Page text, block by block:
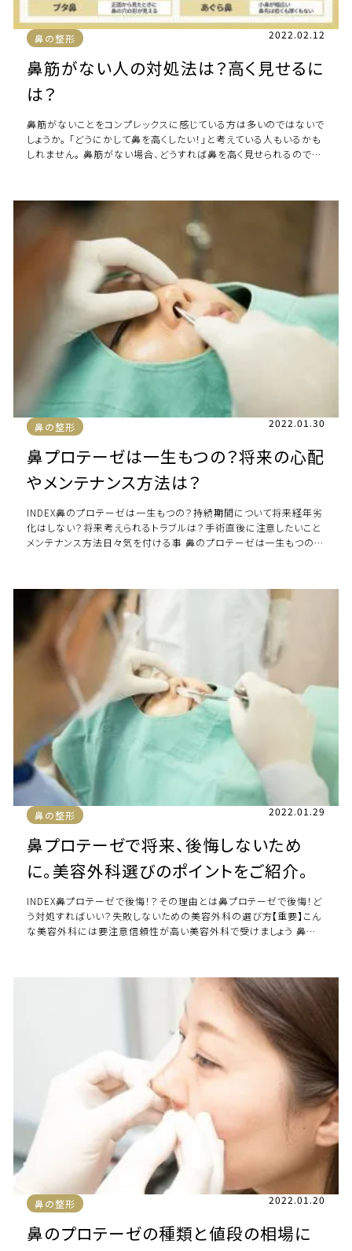
鼻の整形 2022.02.12
鼻筋がない人の対処法は？高く見せるに
は？
鼻筋がないことをコンプレックスに感じている方は多いのではないで
しょうか。 「どうにかして鼻を高くしたい！」と考えている人もいるかも
しれません。 鼻筋がない場合、どうすれば鼻を高く見せられるのでし
鼻の整形 2022.01.30
鼻プロテーゼは一生もつの？将来の心配
やメンテナンス方法は？
INDEX鼻のプロテーゼは一生もつの？持続期間について将来経年劣
化はしない？将来考えられるトラブルは？手術直後に注意したいこと
メンテナンス方法日々気を付ける事 鼻のプロテーゼは一生もつの？
鼻の整形 2022.01.29
鼻プロテーゼで将来、後悔しないため
に。美容外科選びのポイントをご紹介。
INDEX鼻プロテーゼで後悔！？その理由とは鼻プロテーゼで後悔！ど
う対処すればいい？失敗しないための美容外科の選び方【重要】こん
な美容外科には要注意信頼性が高い美容外科で受けましょう 鼻プ
鼻の整形 2022.01.20
鼻のプロテーゼの種類と値段の相場に